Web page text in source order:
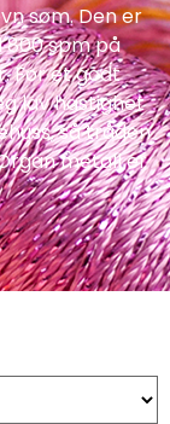
søm. Den er
spm på
For et godt
lav hastighet
så tråden
metall er